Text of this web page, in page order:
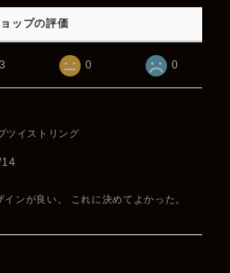
ップの評価
3 0 0
ツイストリング
ンが良い。 これに決めてよかった。